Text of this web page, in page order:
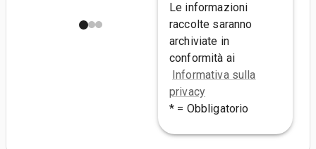
Le informazioni
raccolte saranno
archiviate in
conformità ai
Informativa sulla
privacy
* = Obbligatorio